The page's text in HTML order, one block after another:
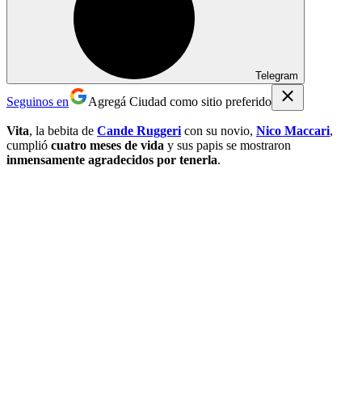
Telegram
Seguinos en Agregá Ciudad como sitio preferido
Vita, la bebita de Cande Ruggeri con su novio, Nico Maccari,
cumplió cuatro meses de vida y sus papis se mostraron
inmensamente agradecidos por tenerla.